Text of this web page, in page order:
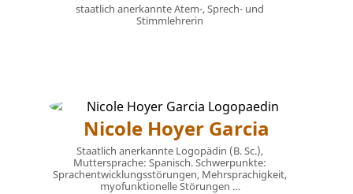
staatlich anerkannte Atem-, Sprech- und
Stimmlehrerin
Nicole Hoyer Garcia
Staatlich anerkannte Logopädin (B. Sc.),
Muttersprache: Spanisch. Schwerpunkte:
Sprachentwicklungsstörungen, Mehrsprachigkeit,
myofunktionelle Störungen …